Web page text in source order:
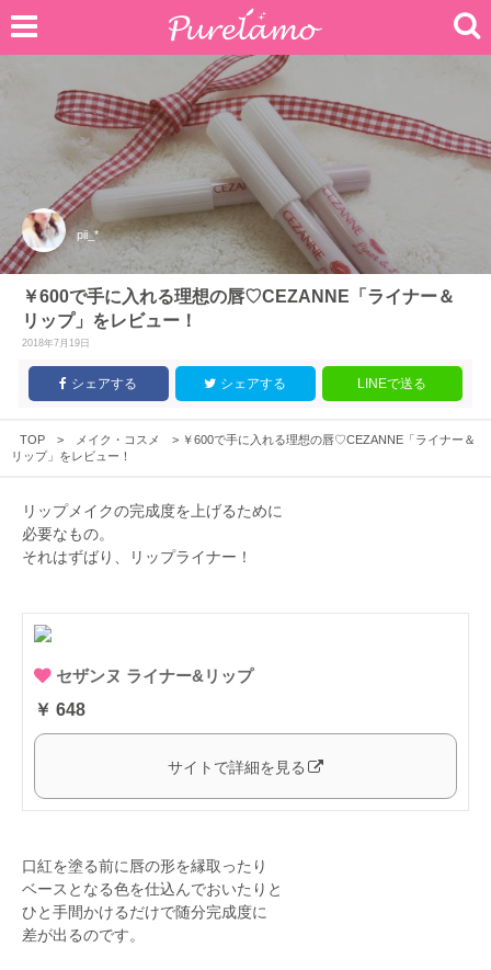
pii_*
￥600で手に入れる理想の唇♡CEZANNE「ライナー＆
リップ」をレビュー！
2018年7月19日
シェアする シェアする LINEで送る
TOP > メイク・コスメ > ￥600で手に入れる理想の唇♡CEZANNE「ライナー＆
リップ」をレビュー！
リップメイクの完成度を上げるために
必要なもの。
それはずばり、リップライナー！
セザンヌ ライナー&リップ
￥ 648
サイトで詳細を見る
口紅を塗る前に唇の形を縁取ったり
ベースとなる色を仕込んでおいたりと
ひと手間かけるだけで随分完成度に
差が出るのです。